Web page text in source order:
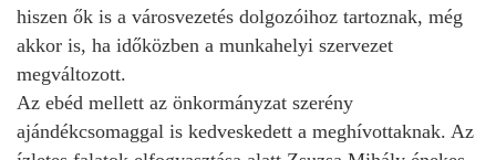
hiszen ők is a városvezetés dolgozóihoz tartoznak, még
akkor is, ha időközben a munkahelyi szervezet
megváltozott.
Az ebéd mellett az önkormányzat szerény
ajándékcsomaggal is kedveskedett a meghívottaknak. Az